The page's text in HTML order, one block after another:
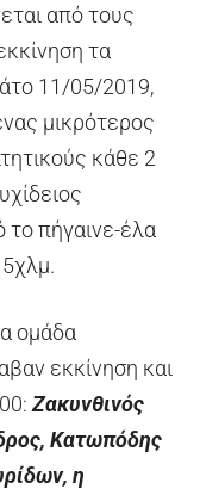
από τους
τα
11/05/2019,
μικρότερος
κάθε 2
πήγαινε-έλα
ομάδα
εκκίνηση και
Ζακυνθινός
Κατωπόδης
η